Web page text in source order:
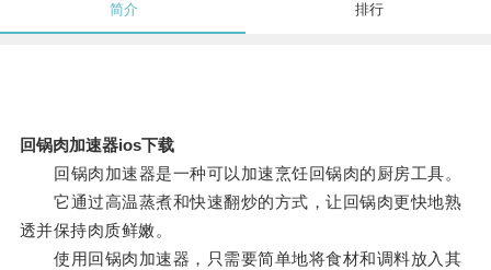
简介 排行
回锅肉加速器ios下载
回锅肉加速器是一种可以加速烹饪回锅肉的厨房工具。
它通过高温蒸煮和快速翻炒的方式，让回锅肉更快地熟
透并保持肉质鲜嫩。
使用回锅肉加速器，只需要简单地将食材和调料放入其